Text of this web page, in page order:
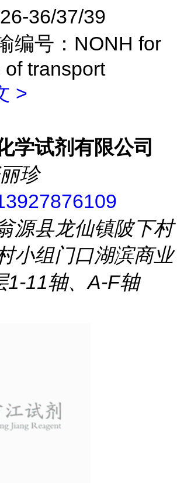
36/37/39
编号：NONH for
transport
>
学试剂有限公司
珍
源县龙仙镇陂下村
小组门口湖滨商业
1-11轴、A-F轴